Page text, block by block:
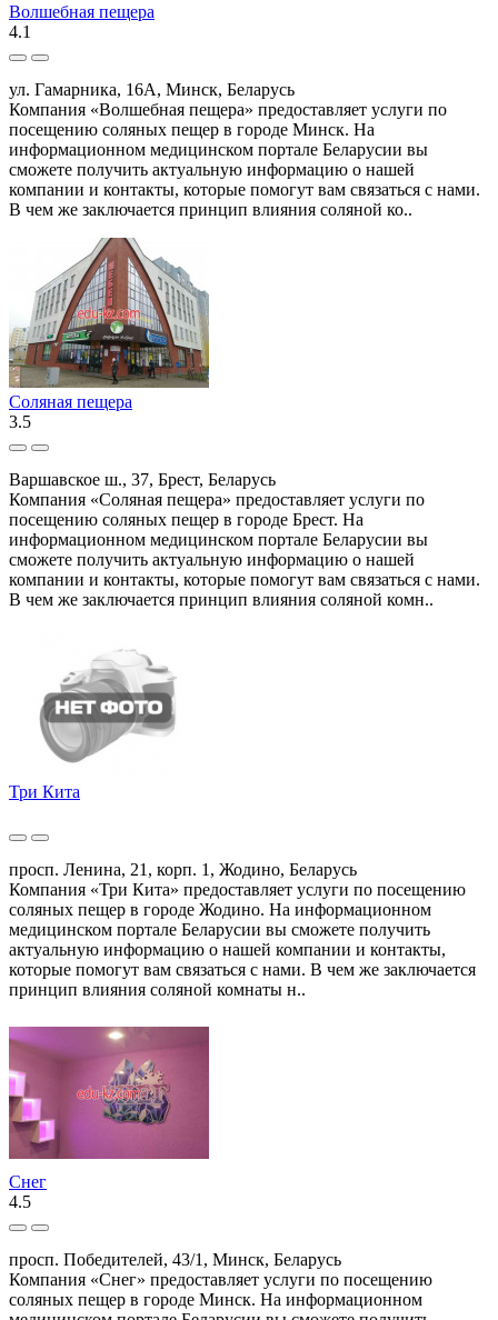
Волшебная пещера
4.1
ул. Гамарника, 16А, Минск, Беларусь
Компания «Волшебная пещера» предоставляет услуги по
посещению соляных пещер в городе Минск. На
информационном медицинском портале Беларусии вы
сможете получить актуальную информацию о нашей
компании и контакты, которые помогут вам связаться с нами.
В чем же заключается принцип влияния соляной ко..
Соляная пещера
3.5
Варшавское ш., 37, Брест, Беларусь
Компания «Соляная пещера» предоставляет услуги по
посещению соляных пещер в городе Брест. На
информационном медицинском портале Беларусии вы
сможете получить актуальную информацию о нашей
компании и контакты, которые помогут вам связаться с нами.
В чем же заключается принцип влияния соляной комн..
Три Кита
просп. Ленина, 21, корп. 1, Жодино, Беларусь
Компания «Три Кита» предоставляет услуги по посещению
соляных пещер в городе Жодино. На информационном
медицинском портале Беларусии вы сможете получить
актуальную информацию о нашей компании и контакты,
которые помогут вам связаться с нами. В чем же заключается
принцип влияния соляной комнаты н..
Снег
4.5
просп. Победителей, 43/1, Минск, Беларусь
Компания «Снег» предоставляет услуги по посещению
соляных пещер в городе Минск. На информационном